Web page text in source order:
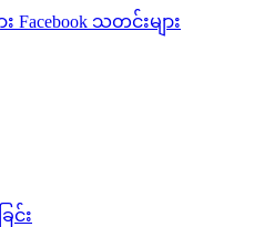
း Facebook သတင်းများ
င်း